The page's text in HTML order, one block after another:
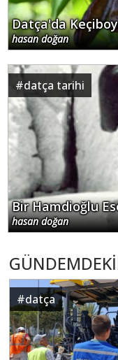
Datça'da
hasan doğan
#datça tarihi
Bir Hamdioğlu
hasan doğan
#datça